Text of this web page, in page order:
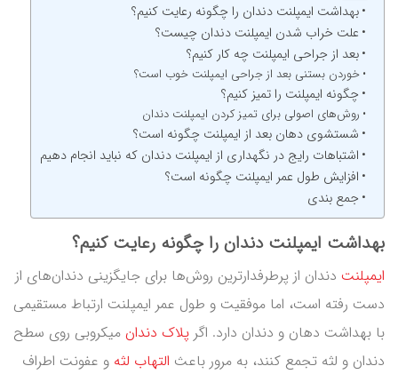
بهداشت ایمپلنت دندان را چگونه رعایت کنیم؟
علت خراب شدن ایمپلنت دندان چیست؟
بعد از جراحی ایمپلنت چه کار کنیم؟
خوردن بستنی بعد از جراحی ایمپلنت خوب است؟
چگونه ایمپلنت را تمیز کنیم؟
روش‌های اصولی برای تمیز کردن ایمپلنت دندان
شستشوی دهان بعد از ایمپلنت چگونه است؟
اشتباهات رایج در نگهداری از ایمپلنت دندان که نباید انجام دهیم
افزایش طول عمر ایمپلنت چگونه است؟
جمع بندی
بهداشت ایمپلنت دندان را چگونه رعایت کنیم؟
ایمپلنت دندان از پرطرفدارترین روش‌ها برای جایگزینی دندان‌های از
دست رفته است، اما موفقیت و طول عمر ایمپلنت ارتباط مستقیمی
با بهداشت دهان و دندان دارد. اگر پلاک‌ دندان میکروبی روی سطح
دندان و لثه تجمع کنند، به مرور باعث التهاب لثه و عفونت اطراف